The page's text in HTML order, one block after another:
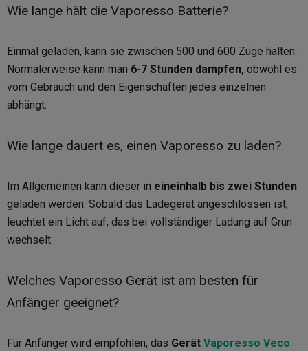
Wie lange hält die Vaporesso Batterie?
Einmal geladen, kann sie zwischen 500 und 600 Züge halten.
Normalerweise kann man 6-7 Stunden dampfen, obwohl es
vom Gebrauch und den Eigenschaften jedes einzelnen
abhängt.
Wie lange dauert es, einen Vaporesso zu laden?
Im Allgemeinen kann dieser in eineinhalb bis zwei Stunden
geladen werden. Sobald das Ladegerät angeschlossen ist,
leuchtet ein Licht auf, das bei vollständiger Ladung auf Grün
wechselt.
Welches Vaporesso Gerät ist am besten für
Anfänger geeignet?
Für Anfänger wird empfohlen, das Gerät Vaporesso Veco